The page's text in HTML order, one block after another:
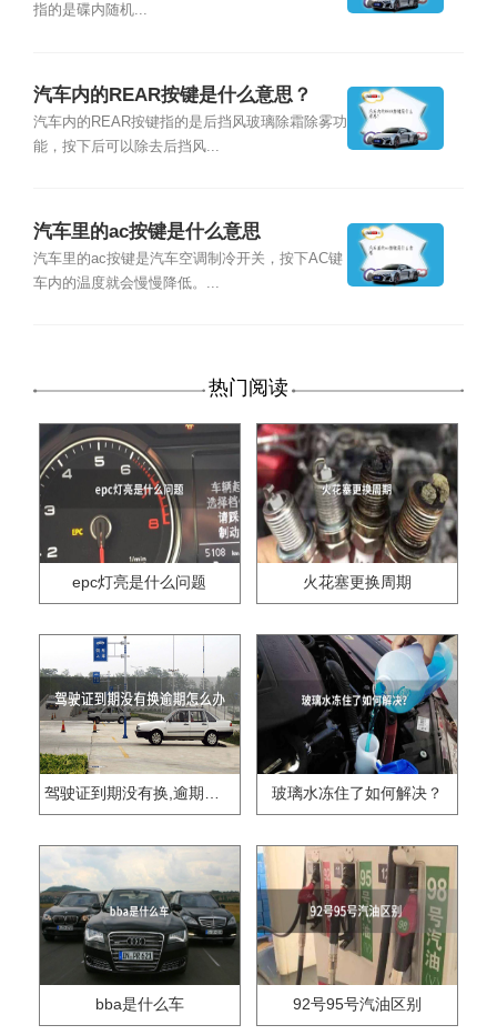
指的是碟内随机...
汽车内的REAR按键是什么意思？
汽车内的REAR按键指的是后挡风玻璃除霜除雾功
能，按下后可以除去后挡风...
汽车里的ac按键是什么意思
汽车里的ac按键是汽车空调制冷开关，按下AC键
车内的温度就会慢慢降低。...
热门阅读
epc灯亮是什么问题 火花塞更换周期
驾驶证到期没有换,逾期怎么办?? 玻璃水冻住了如何解决？
bba是什么车 92号95号汽油区别